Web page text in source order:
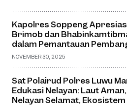
Kapolres Soppeng
Brimob dan
dalam Pemantauan
Jembatan Gantung di Desa
NOVEMBER 30, 2025
Sat Polairud Polres Luwu
Edukasi Nelayan: Laut Aman,
Nelayan Selamat,